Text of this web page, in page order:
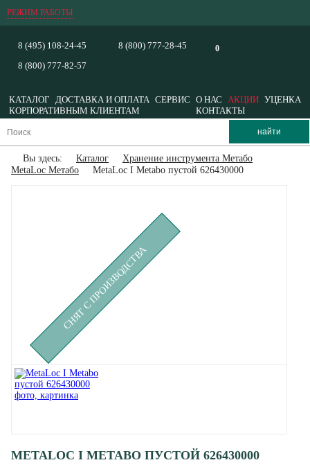
РЕЖИМ РАБОТЫ
0
8 (495) 108-24-45
8 (800) 777-82-57
8 (800) 777-28-45
КАТАЛОГ ДОСТАВКА И ОПЛАТА СЕРВИС О НАС АКЦИИ УЦЕНКА
КОРПОРАТИВНЫМ КЛИЕНТАМ
КОНТАКТЫ
Вы здесь: Каталог
Хранение инструмента Метабо
MetaLoc Метабо
MetaLoc I Metabo пустой 626430000
СНЯТ С ПРОИЗВОДСТВА
METALOC I METABO ПУСТОЙ 626430000